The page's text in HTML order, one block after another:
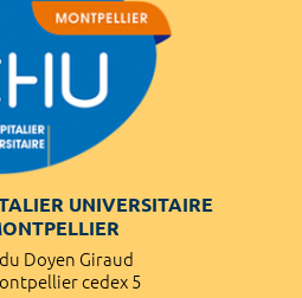
UNIVERSITAIRE
Doyen Giraud
cedex 5